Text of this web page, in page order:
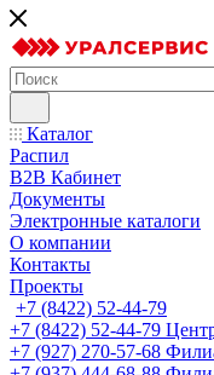
Каталог
Распил
B2B Кабинет
Документы
Электронные каталоги
О компании
Контакты
Проекты
+7 (8422) 52-44-79
+7 (8422) 52-44-79
+7 (927) 270-57-68